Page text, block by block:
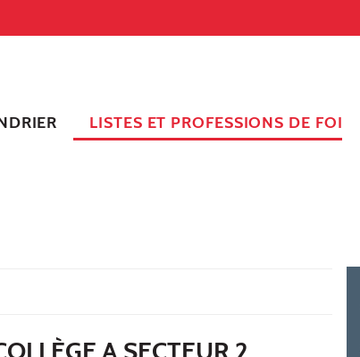
LISTES ET PROFESSIONS DE FOI
A SECTEUR 2